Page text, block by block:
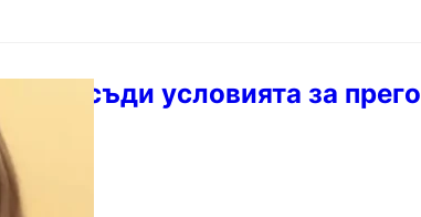
да обсъди условията за